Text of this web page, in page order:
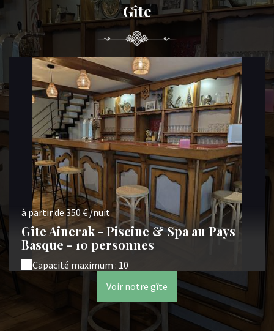
Gîte
à partir de 350 € /nuit
Gîte Ainerak - Piscine & Spa au Pays
Basque - 10 personnes
Capacité maximum : 10
Voir notre gîte